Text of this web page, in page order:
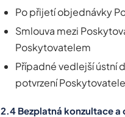
Po přijetí objednávky
Smlouva mezi
Poskytovatelem
Případné vedlejší ústní
potvrzení
2.4 Bezplatná konzultace a